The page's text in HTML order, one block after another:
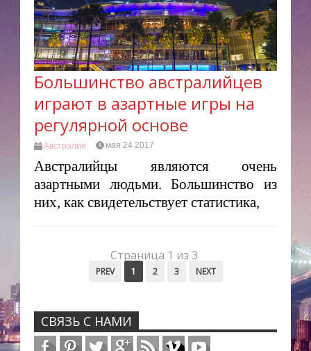
Большинство австралийцев
играют в азартные игры на
регулярной основе
Австралия мая 24 2017
Австралийцы являются очень
азартными людьми. Большинство из
них, как свидетельствует статистика,
Страница 1 из 3
PREV 1 2 3 NEXT
СВЯЗЬ С НАМИ